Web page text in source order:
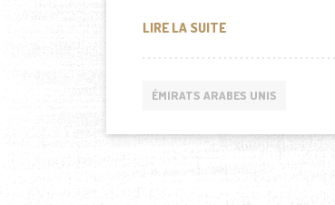
LIRE LA SUITEIKU AU GITEX DUBAI
ÉMIRATS ARABES UNIS